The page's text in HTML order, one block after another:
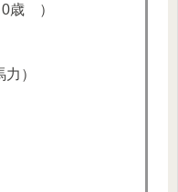
歳 ）
）